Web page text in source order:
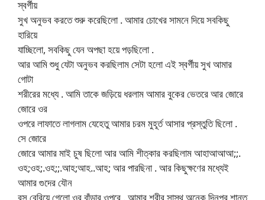
স্বর্গীয়
সুখ অনুভব করতে শুরু করেছিলো . আমার চোখের সামনে দিয়ে সবকিছু
হারিয়ে
যাচ্ছিলো, সবকিছু যেন অপছা হয়ে পড়ছিলো .
আর আমি শুধু যেটা অনুভব করছিলাম সেটা হলো এই স্বর্গীয় সুখ আমার
গোটা
শরীরের মধ্যে . আমি তাকে জড়িয়ে ধরলাম আমার বুকের ভেতরে আর জোরে
জোরে ওর
ওপরে লাফাতে লাগলাম যেহেতু আমার চরম মুহূর্ত আসার প্রস্তুতি ছিলো .
সে জোরে
জোরে আমার মাই চুষ ছিলো আর আমি শীত্কার করছিলাম আহাআআআ;;.
ওহ;ওহ;.ওহ;;.আহ;আহ..আহ; আর পারছিনা . আর কিছুক্ষণের মধ্যেই
আমার গুদের যৌন
রস বেরিয়ে গেলো ওর বাঁড়ার ওপরে . আমার শরীর সাস্থ অনেক দিনপর শান্ত